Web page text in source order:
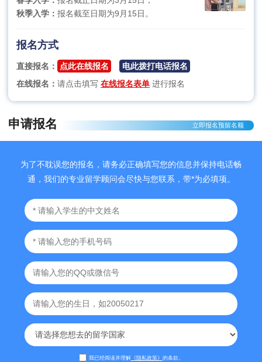
秋季入学： 报名截至日期为9月15日。
报名方式
直接报名： 点此在线报名
电此拨打电话报名
在线报名： 请点击填写 在线报名表单 进行报名
申请报名 立即报名预留名额
为了不耽误您的报名，请务必正确填写您的信息并保持电话畅
通，我们的专业留学顾问会尽快与您联系，带*为必填项。
我已经阅读并理解《隐私政策》 的条款。